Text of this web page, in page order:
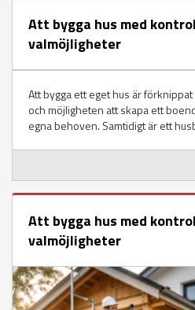
Att bygga hus med
valmöjligheter
Att bygga ett eget hus är
och möjligheten att skapa ett
egna behoven. Samtidigt är ett
Att bygga hus med
valmöjligheter